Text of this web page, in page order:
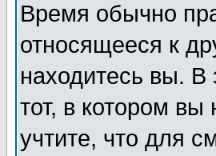
Время обычно
относящееся к
находитесь вы. В
тот, в котором
учтите, что для